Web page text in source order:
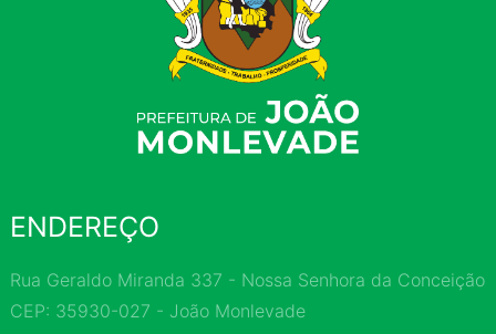
ENDEREÇO
Rua Geraldo Miranda 337 - Nossa Senhora da Conceição
CEP: 35930-027 - João Monlevade